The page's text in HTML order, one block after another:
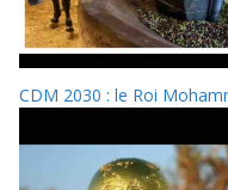
CDM 2030 : le Roi